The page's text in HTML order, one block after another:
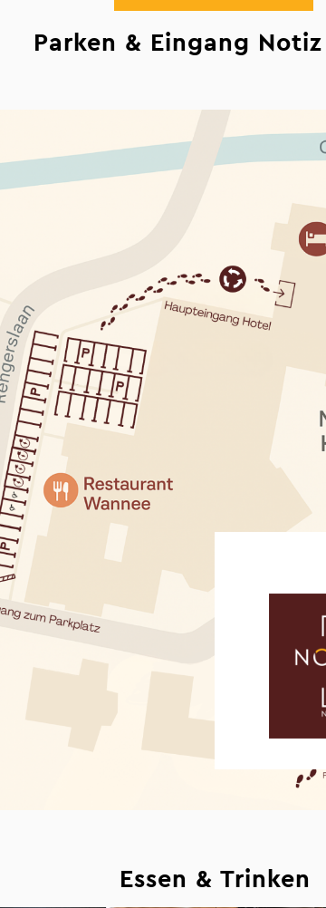
Parken & Eingang
Essen & Trinken